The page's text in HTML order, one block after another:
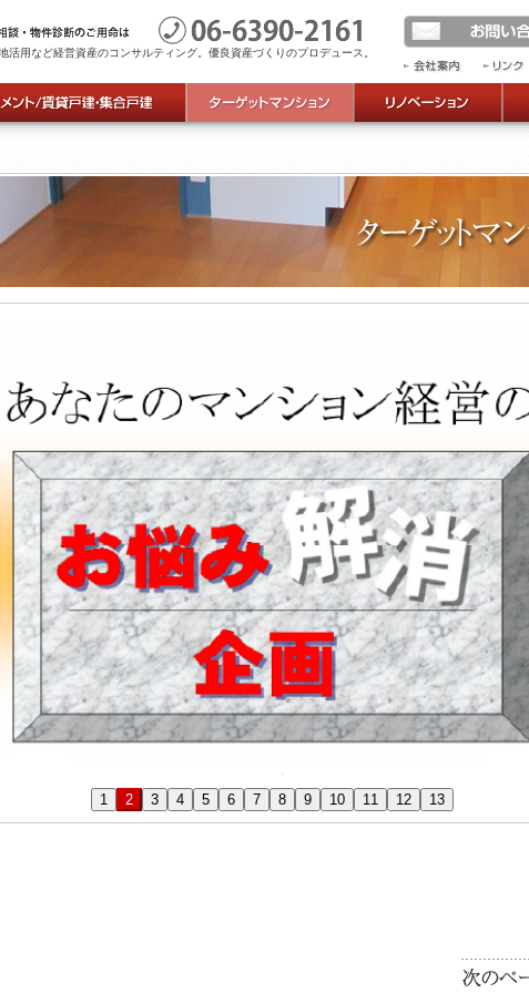
活用など経営資産のコンサルティング。優良資産づくりのプロデュース。
1
2 3 4 5 6 7 8 9 10 11 12 13